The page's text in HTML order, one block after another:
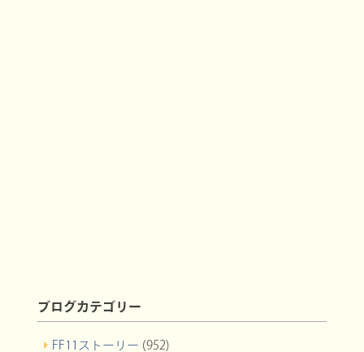
ブログカテゴリー
FF11ストーリー (952)